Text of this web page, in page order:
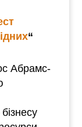
“
Абрамс-